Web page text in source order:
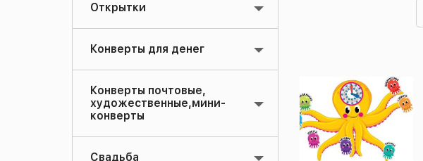
Открытки
Конверты для денег
Конверты почтовые,
художественные,мини-
конверты
Свадьба